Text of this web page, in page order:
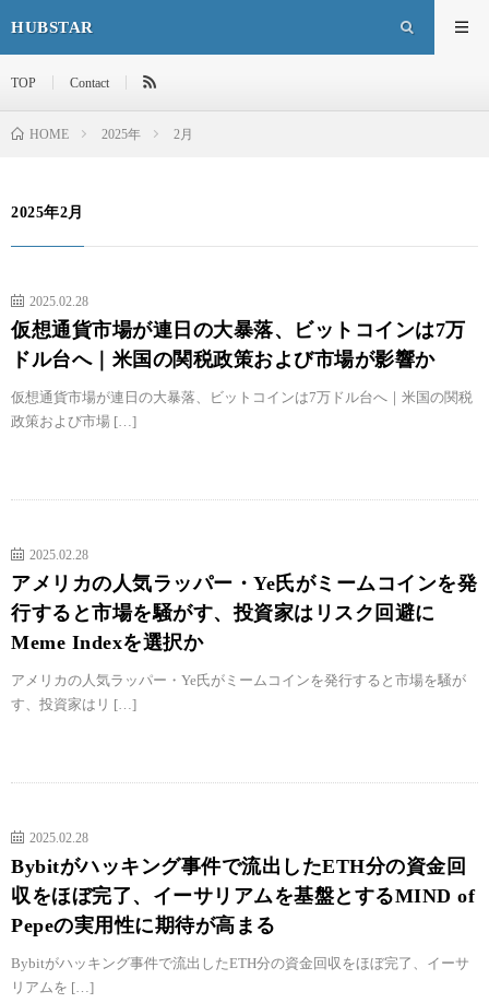
HUBSTAR
TOP Contact
HOME 2025年 2月
2025年2月
2025.02.28
仮想通貨市場が連日の大暴落、ビットコインは7万
ドル台へ｜米国の関税政策および市場が影響か
仮想通貨市場が連日の大暴落、ビットコインは7万ドル台へ｜米国の関税
政策および市場 […]
2025.02.28
アメリカの人気ラッパー・Ye氏がミームコインを発
行すると市場を騒がす、投資家はリスク回避に
Meme Indexを選択か
アメリカの人気ラッパー・Ye氏がミームコインを発行すると市場を騒が
す、投資家はリ […]
2025.02.28
Bybitがハッキング事件で流出したETH分の資金回
収をほぼ完了、イーサリアムを基盤とするMIND of
Pepeの実用性に期待が高まる
Bybitがハッキング事件で流出したETH分の資金回収をほぼ完了、イーサ
リアムを […]